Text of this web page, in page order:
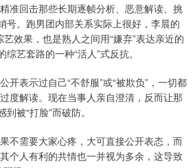
准回击那些长期逐帧分析、恶意解读、挑
号。跑男团内部关系实际上很好，李晨的
艺效果，也是熟人之间用“嫌弃”表达亲近的
艺套路的一种“活人”式反抗。
开表示过自己“不舒服”或“被欺负”，一切都
度解读。现在当事人亲自澄清，反而让那
被“打脸”而破防。
不需要大家心疼，大可直接公开表态，而
个人有利的共情也一并视为多余，这导致